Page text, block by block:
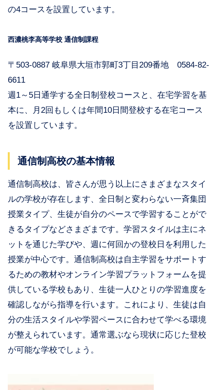
の4コースを設置しています。
西濃桃李高等学校 通信制課程
〒503-0887 岐阜県大垣市郭町3丁目209番地 0584-82-
6611
週1～5日通学する全日制登校コースと、在宅学習を基
本に、月2回もしくは年間10日間登校する在宅コース
を設置しています。
通信制高校の基本情報
通信制高校は、皆さんが思う以上にさまざまなスタイ
ルの学校が存在します、全日制と変わらない一斉集団
授業タイプ、生徒が自分のペースで学習することがで
きるタイプなどさまざまです。学習スタイルは主にネ
ットを通じた学びや、週に何回かの登校日を利用した
授業が中心です。通信制高校は自主学習をサポートす
るための教材やオンライン学習プラットフォームを提
供している学校もあり、生徒一人ひとりの学習進度を
確認しながら指導を行います。これにより、生徒は自
分の生活スタイルや学習ペースに合わせて学べる環境
が整えられています。通常選ぶなら現状に応じた登校
が可能な学校でしょう。